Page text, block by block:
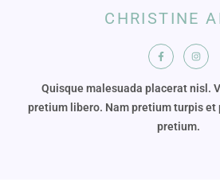
CHRISTINE
Quisque malesuada placerat nisl.
pretium libero. Nam pretium turpis
pretium.